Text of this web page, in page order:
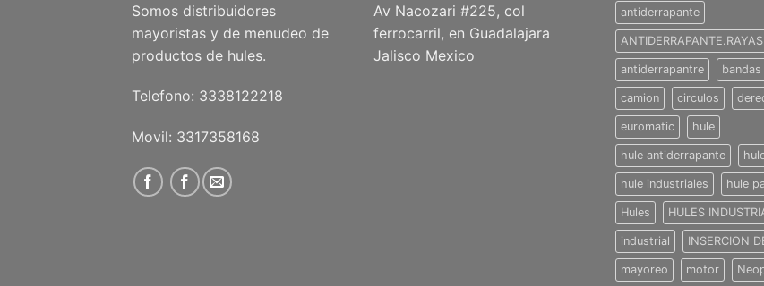
Somos distribuidores
mayoristas y de menudeo de
productos de hules.
Telefono: 3338122218
Movil: 3317358168
Av Nacozari #225, col
ferrocarril, en Guadalajara
Jalisco Mexico
antiderrapante
ANTIDERRAPANTE.RAYAS
antiderrapantre
camion circulos
euromatic hule
hule antiderrapante
hule industriales hule
Hules HULES
industrial INSERCION
mayoreo motor